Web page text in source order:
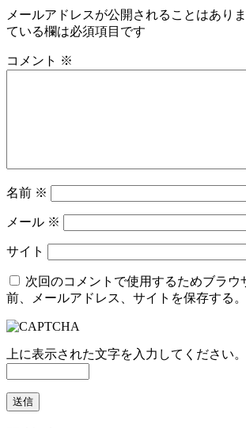
メールアドレスが公開されることはありま
ている欄は必須項目です
コメント ※
名前 ※
メール ※
サイト
次回のコメントで使用するためブラウ
前、メールアドレス、サイトを保存する。
上に表示された文字を入力してください。